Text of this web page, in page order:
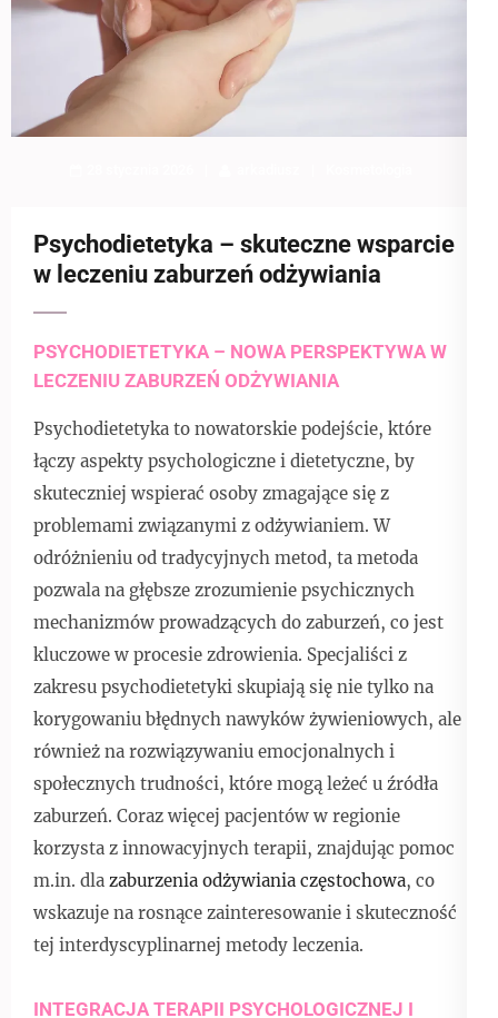
Psychodietetyka – skuteczne wsparcie
w leczeniu zaburzeń odżywiania
PSYCHODIETETYKA – NOWA PERSPEKTYWA W
LECZENIU ZABURZEŃ ODŻYWIANIA
Psychodietetyka to nowatorskie podejście, które
łączy aspekty psychologiczne i dietetyczne, by
skuteczniej wspierać osoby zmagające się z
problemami związanymi z odżywianiem. W
odróżnieniu od tradycyjnych metod, ta metoda
pozwala na głębsze zrozumienie psychicznych
mechanizmów prowadzących do zaburzeń, co jest
kluczowe w procesie zdrowienia. Specjaliści z
zakresu psychodietetyki skupiają się nie tylko na
korygowaniu błędnych nawyków żywieniowych, ale
również na rozwiązywaniu emocjonalnych i
społecznych trudności, które mogą leżeć u źródła
zaburzeń. Coraz więcej pacjentów w regionie
korzysta z innowacyjnych terapii, znajdując pomoc
m.in. dla zaburzenia odżywiania częstochowa, co
wskazuje na rosnące zainteresowanie i skuteczność
tej interdyscyplinarnej metody leczenia.
INTEGRACJA TERAPII PSYCHOLOGICZNEJ I